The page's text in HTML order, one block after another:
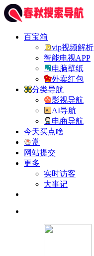
百宝箱
vip视频解析
智能电视APP
电脑壁纸
外卖红包
分类导航
影视导航
AI导航
电商导航
今天买点啥
赏
网站提交
更多
实时访客
大事记